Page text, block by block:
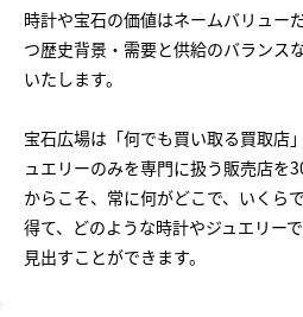
時計や宝石の価値はネームバリュー
つ歴史背景・需要と供給のバランス
いたします。
宝石広場は「何でも買い取る買取店
ュエリーのみを専門に扱う販売店を
からこそ、常に何がどこで、いくら
得て、どのような時計やジュエリー
見出すことができます。